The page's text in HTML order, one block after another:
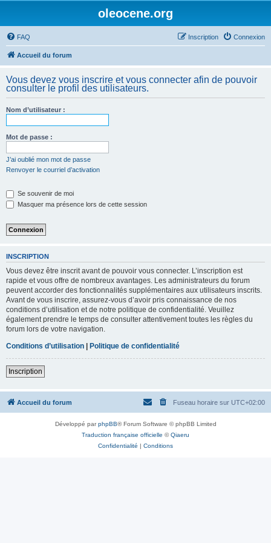
oleocene.org
FAQ Connexion
Inscription
Accueil du forum
Vous devez vous inscrire et vous connecter afin de pouvoir
consulter le profil des utilisateurs.
Nom d’utilisateur :
Mot de passe :
J’ai oublié mon mot de passe
Renvoyer le courriel d’activation
Se souvenir de moi
Masquer ma présence lors de cette session
INSCRIPTION
Vous devez être inscrit avant de pouvoir vous connecter. L’inscription est
rapide et vous offre de nombreux avantages. Les administrateurs du forum
peuvent accorder des fonctionnalités supplémentaires aux utilisateurs inscrits.
Avant de vous inscrire, assurez-vous d’avoir pris connaissance de nos
conditions d’utilisation et de notre politique de confidentialité. Veuillez
également prendre le temps de consulter attentivement toutes les règles du
forum lors de votre navigation.
Conditions d’utilisation | Politique de confidentialité
Inscription
Accueil du forum Fuseau horaire sur UTC+02:00
Développé parphpBB® Forum Software © phpBB Limited
Traduction française officielle ©Qiaeru
Confidentialité | Conditions